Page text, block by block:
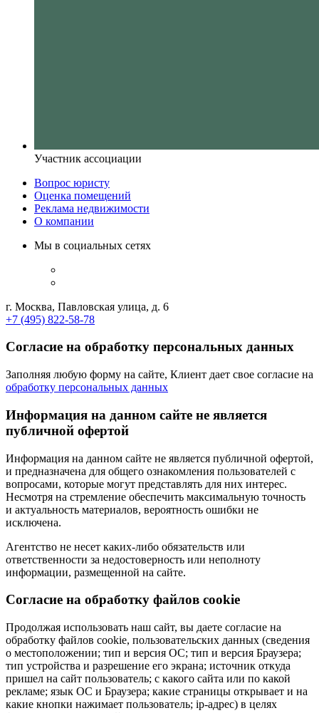
Участник ассоциации
Вопрос юристу
Оценка помещений
Реклама недвижимости
О компании
Мы в социальных сетях
г. Москва, Павловская улица, д. 6
+7 (495) 822-58-78
Согласие на обработку персональных данных
Заполняя любую форму на сайте, Клиент дает свое согласие на
обработку персональных данных
Информация на данном сайте не является
публичной офертой
Информация на данном сайте не является публичной офертой,
и предназначена для общего ознакомления пользователей с
вопросами, которые могут представлять для них интерес.
Несмотря на стремление обеспечить максимальную точность
и актуальность материалов, вероятность ошибки не
исключена.
Агентство не несет каких-либо обязательств или
ответственности за недостоверность или неполноту
информации, размещенной на сайте.
Cогласие на обработку файлов cookie
Продолжая использовать наш сайт, вы даете согласие на
обработку файлов cookie, пользовательских данных (сведения
о местоположении; тип и версия ОС; тип и версия Браузера;
тип устройства и разрешение его экрана; источник откуда
пришел на сайт пользователь; с какого сайта или по какой
рекламе; язык ОС и Браузера; какие страницы открывает и на
какие кнопки нажимает пользователь; ip-адрес) в целях